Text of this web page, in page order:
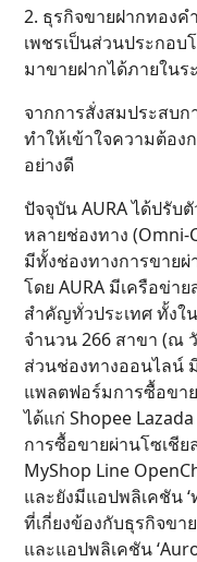
2. ธุรกิจขายฝากทองค
เพชรเป็นส่วนประกอ
มาขายฝากได้ภายในร
จากการสั่งสมประสบ
ทำให้เข้าใจความต้อง
อย่างดี
ปัจจุบัน AURA ได้ปรั
หลายช่องทาง (Omni-
มีทั้งช่องทางการขาย
โดย AURA มีเครือข่
สำคัญทั่วประเทศ ทั้งใ
จำนวน 266 สาขา (ณ
ส่วนช่องทางออนไลน์
แพลตฟอร์มการซื้อขา
ได้แก่ Shopee
การซื้อขายผ่านโซเชีย
MyShop Line
และยังมีแอปพลิเคชัน
ที่เกี่ยงข้องกับธุรกิจขา
และแอปพลิเคชัน